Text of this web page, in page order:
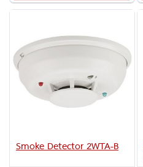
Smoke Detector 2WTA-B